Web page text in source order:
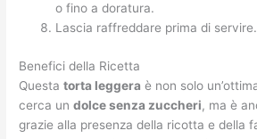
o fino a doratura.
Lascia raffreddare prima di servire.
Benefici della Ricetta
Questatorta leggera è non solo
cerca undolce senza zuccheri, ma è
grazie alla presenza della ricotta e della